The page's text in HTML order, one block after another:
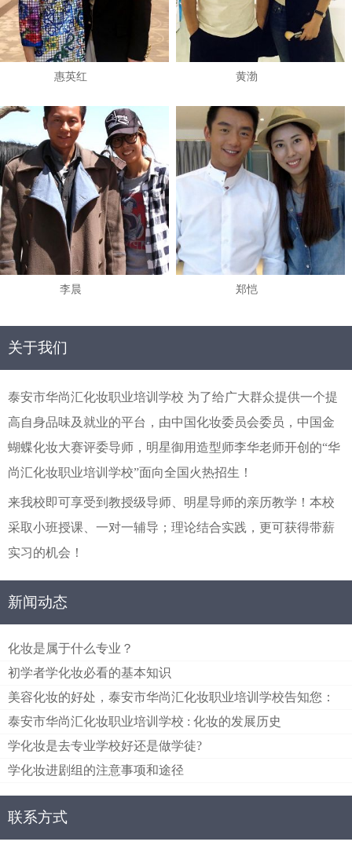
惠英红 黄渤
李晨 郑恺
关于我们
泰安市华尚汇化妆职业培训学校 为了给广大群众提供一个提
高自身品味及就业的平台，由中国化妆委员会委员，中国金
蝴蝶化妆大赛评委导师，明星御用造型师李华老师开创的“华
尚汇化妆职业培训学校”面向全国火热招生！
来我校即可享受到教授级导师、明星导师的亲历教学！本校
采取小班授课、一对一辅导；理论结合实践，更可获得带薪
实习的机会！
新闻动态
化妆是属于什么专业？
初学者学化妆必看的基本知识
美容化妆的好处，泰安市华尚汇化妆职业培训学校告知您：
泰安市华尚汇化妆职业培训学校 : 化妆的发展历史
学化妆是去专业学校好还是做学徒?
学化妆进剧组的注意事项和途径
联系方式